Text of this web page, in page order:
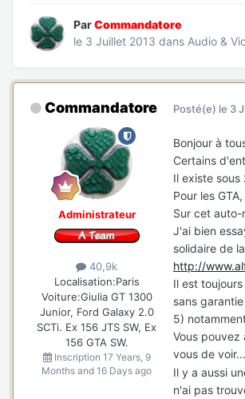
ParCommandatore
le 3 Juillet 2013 dans Audio &
Commandatore
Administrateur
40,9k
Localisation:Paris
Voiture:Giulia GT 1300
Junior, Ford Galaxy 2.0
SCTi. Ex 156 JTS SW, Ex
156 GTA SW.
Inscription 17 Years, 9
Months and 16 Days ago
Posté(e) le 3
Bonjour à
Certains
Il existe sous
Pour les
Sur cet
J'ai bien
solidaire de
http://
Il est
sans
5)
Vous pouvez
vous de voir...
Il y a aussi
n'ai pas